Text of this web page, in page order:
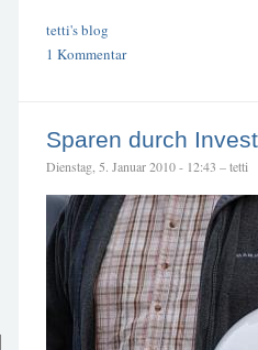
tetti's blog
1 Kommentar
Sparen durch
Dienstag, 5. Januar 2010 - 12:43 – tetti